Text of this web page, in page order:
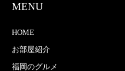
MENU
HOME
お部屋紹介
福岡のグルメ